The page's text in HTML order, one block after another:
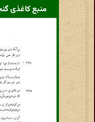
منبع کاغذی